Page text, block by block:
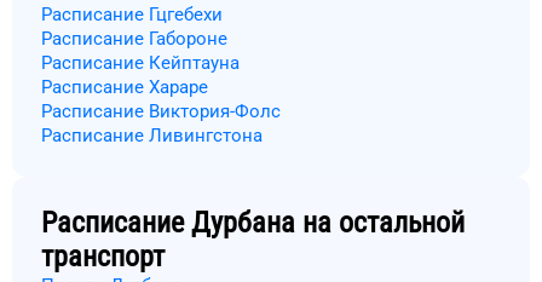
Расписание Гцгебехи
Расписание Габороне
Расписание Кейптауна
Расписание Хараре
Расписание Виктория-Фолс
Расписание Ливингстона
РасписаниеДурбана на остальной
транспорт